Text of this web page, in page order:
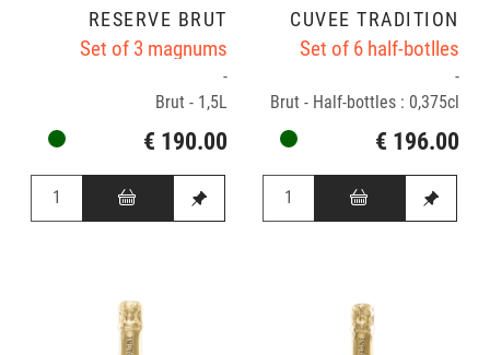
RÉSERVE BRUT
Set of 3 magnums
-
Brut - 1,5L
€ 190.00
CUVÉE TRADITION
Set of 6 half-botlles
-
Brut - Half-bottles : 0,375cl
€ 196.00